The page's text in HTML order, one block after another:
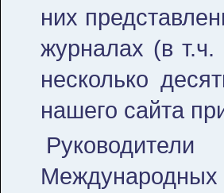
них
журналах (в
несколько
нашего сайта